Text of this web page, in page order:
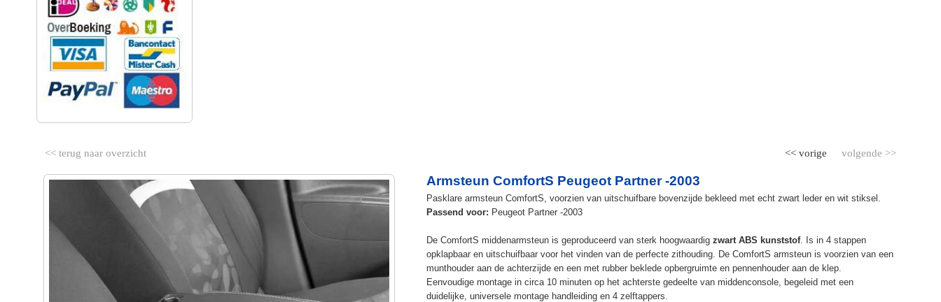
<< terug naar overzicht volgende >>
<< vorige
Armsteun ComfortS Peugeot Partner -2003
Pasklare armsteun ComfortS, voorzien van uitschuifbare bovenzijde bekleed met echt zwart leder en wit stiksel.
Passend voor: Peugeot Partner -2003
De ComfortS middenarmsteun is geproduceerd van sterk hoogwaardig zwart ABS kunststof. Is in 4 stappen
opklapbaar en uitschuifbaar voor het vinden van de perfecte zithouding. De ComfortS armsteun is voorzien van een
munthouder aan de achterzijde en een met rubber beklede opbergruimte en pennenhouder aan de klep.
Eenvoudige montage in circa 10 minuten op het achterste gedeelte van middenconsole, begeleid met een
duidelijke, universele montage handleiding en 4 zelftappers.